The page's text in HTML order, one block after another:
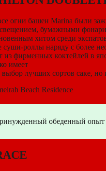
огни башен Marina были
бумажными
хитом среди
суши-роллы наряду с более
из фирменных коктейлей в
имеет
лучших сортов саке,
Beach Residence
обеденный опыт